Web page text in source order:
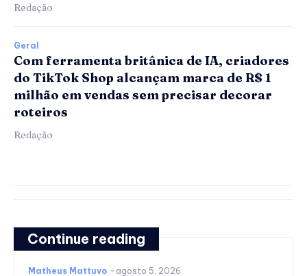
Redação
Geral
Com ferramenta britânica de IA, criadores
do TikTok Shop alcançam marca de R$ 1
milhão em vendas sem precisar decorar
roteiros
Redação
Continue reading
Matheus Mattuvo - agosto 5, 2026